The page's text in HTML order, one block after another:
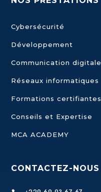
Cybersécurité
Développement
Communication digitale
Réseaux informatiques
Formations certifiantes
Conseils et Expertise
MCA ACADEMY
CONTACTEZ-NOUS